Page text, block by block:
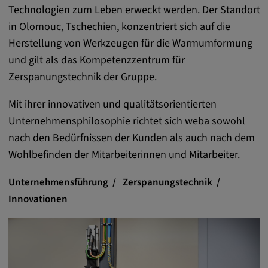
Technologien zum Leben erweckt werden. Der Standort
in Olomouc, Tschechien, konzentriert sich auf die
Herstellung von Werkzeugen für die Warmumformung
und gilt als das Kompetenzzentrum für
Zerspanungstechnik der Gruppe.
Mit ihrer innovativen und qualitätsorientierten
Unternehmensphilosophie richtet sich weba sowohl
nach den Bedürfnissen der Kunden als auch nach dem
Wohlbefinden der Mitarbeiterinnen und Mitarbeiter.
Unternehmensführung
Zerspanungstechnik
Innovationen
Anbieter:
matterport.com
Zweck:
eingebetteten Drittanbieter-Tool gesetzt und
Benutzerinteraktionen, der Verfolgung des
Verhaltens auf verschiedenen Websites
und/oder der Bereitstellung personalisierter
Werbung.
Alle externe Medien
Name:
Externe Medien